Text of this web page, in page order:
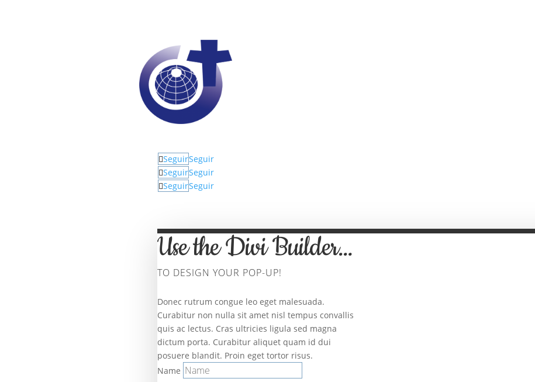
SeguirSeguir
SeguirSeguir
SeguirSeguir
Use the Divi Builder…
TO DESIGN YOUR POP-UP!
Donec rutrum congue leo eget malesuada.
Curabitur non nulla sit amet nisl tempus convallis
quis ac lectus. Cras ultricies ligula sed magna
dictum porta. Curabitur aliquet quam id dui
posuere blandit. Proin eget tortor risus.
Name